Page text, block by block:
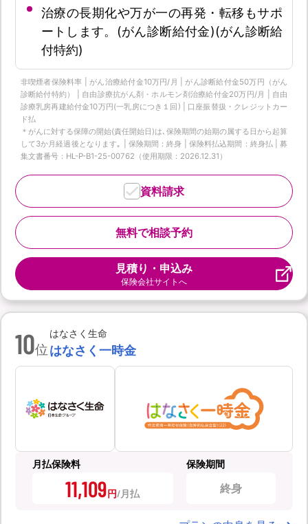
治療の長期化や万が一の再発・転移もサポ
ートします。(がん診断給付金)(がん診断給
付特約)
非喫煙者保険料率 | がん治療給付金10万円/月 | がん診断給付金50万円（がん
診断給付特約） | 自由診療抗がん剤・ホルモン剤治療給付金20万円/月 | 自由
診療乳房再建給付金10万円(一乳房につき１回) | 口座振替扱・クレジットカー
ド払
＊がんに対する保障の開始(責任開始日)は､保険期間の始期の属する日から起算
して3か月経過後となります｡ | 保険期間：終身 | 保険料払込期間：終身払 | 募
集文書番号：HL-P-B1-25-00762（使用期限：2026.12.31）
無料で相談予約
資料請求
見積り・申込み
保険会社サイトへ
10位
はなさく生命
はなさく一時金
月払保険料
11,109円
保険期間
終身